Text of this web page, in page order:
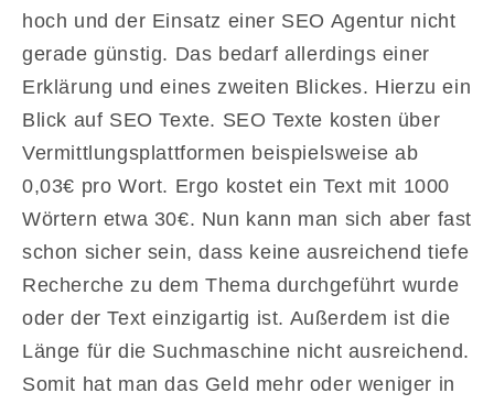
hoch und der Einsatz einer SEO Agentur nicht
gerade günstig. Das bedarf allerdings einer
Erklärung und eines zweiten Blickes. Hierzu ein
Blick auf SEO Texte. SEO Texte kosten über
Vermittlungsplattformen beispielsweise ab
0,03€ pro Wort. Ergo kostet ein Text mit 1000
Wörtern etwa 30€. Nun kann man sich aber fast
schon sicher sein, dass keine ausreichend tiefe
Recherche zu dem Thema durchgeführt wurde
oder der Text einzigartig ist. Außerdem ist die
Länge für die Suchmaschine nicht ausreichend.
Somit hat man das Geld mehr oder weniger in